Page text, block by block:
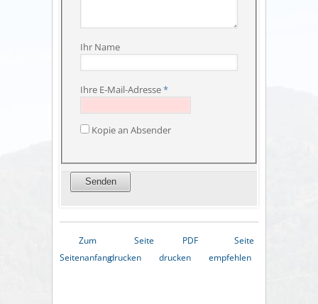
Ihr Name
Ihre E-Mail-Adresse*
Kopie an Absender
Zum
Seitenanfang
Seite
drucken
PDF
drucken
Seite
empfehlen